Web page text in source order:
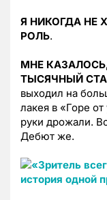
Я НИКОГДА НЕ
РОЛЬ.
МНЕ
ТЫСЯЧНЫЙ
выходил на
лакея в «Горе
руки дрожали.
Дебют же.